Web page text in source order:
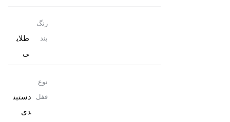
رنگ
بند
طلای
ی
نوع
قفل
دستبن
دی